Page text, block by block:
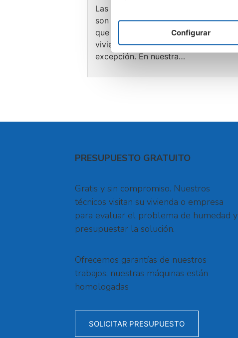
Las humedades por condensación
son de las humedades más comunes
que puede padecer una casa, y las
viviendas de Lugo no son una
excepción. En nuestra…
PRESUPUESTO GRATUITO
Gratis y sin compromiso. Nuestros
técnicos visitan su vivienda o empresa
para evaluar el problema de humedad y
presupuestar la solución.
Ofrecemos garantías de nuestros
trabajos, nuestras máquinas están
homologadas
SOLICITAR PRESUPUESTO
Configurar